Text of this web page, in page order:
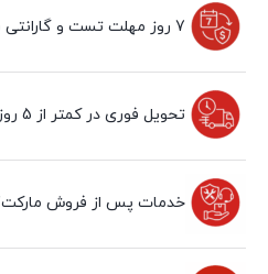
7 روز مهلت تست و گارانتی بازگشت وجه
تحویل فوری در کمتر از 5 روز کاری
خدمات پس از فروش مارکت7